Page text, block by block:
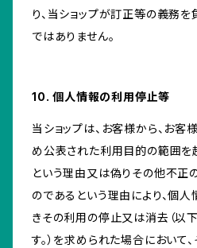
り、当ショップが訂正等の義務
ではありません。
10. 個人情報の利用停止等
当ショップは、お客様から、お客
め公表された利用目的の範囲を
という理由又は偽りその他不正
のであるという理由により、個
きその利用の停止又は消去（以
す。）を求められた場合において